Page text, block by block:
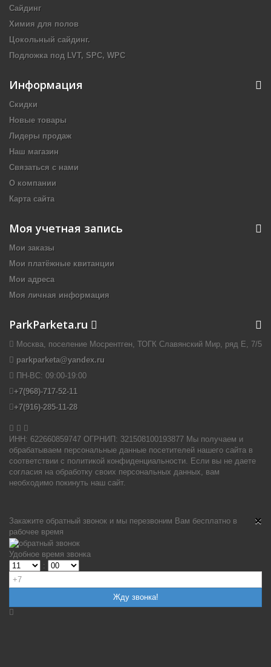
Сайдинг
Химия для полов
Цокольный сайдинг.
Подложка под LVT, SPC, WPC
Информация
Скидки
Новые товары
Лидеры продаж
Наш магазин
Связаться с нами
О компании
Карта сайта
Моя учетная запись
Мои заказы
Мои платёжные квитанции
Мои адреса
Моя личная информация
ParkParketa.ru
Москва, поселение Мосрентген, ТОГК Славянский Мир, ряд Е, 7/5
parkparketa@yandex.ru
ПН-ВС: 09:00-19:00
+7(968)-717-52-11
+7(916)-285-11-28
 
ИНН: 622660859747 ОГРНИП: 321508100193877 Мы получаем и
обрабатываем персональные данные посетителей нашего сайта в
соответствии с политикой конфиденциальности. Если вы не даете
согласия на обработку своих персональных данных, вам
необходимо покинуть наш сайт.
×
Закажите обратный звонок и мы перезвоним Вам бесплатно в
рабочее время
Удобное время звонка
: